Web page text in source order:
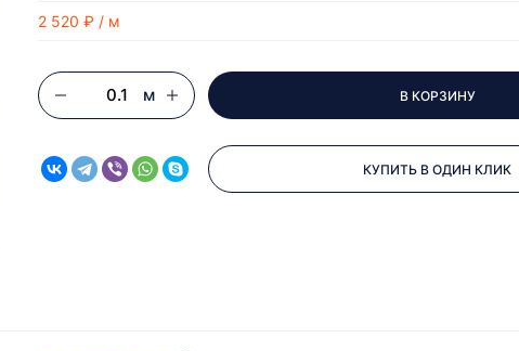
2 520 ₽ / м
м В КОРЗИНУ
КУПИТЬ В ОДИН КЛИК